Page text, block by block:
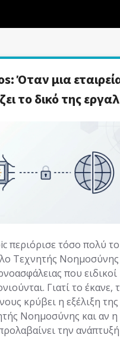
Όταν μια
το δικό της
περιόρισε τόσο πολύ
Τεχνητής Νοημοσύνης
που ειδικοί
Γιατί το έκανε,
κρύβει η εξέλιξη της
Νοημοσύνης και αν η
την